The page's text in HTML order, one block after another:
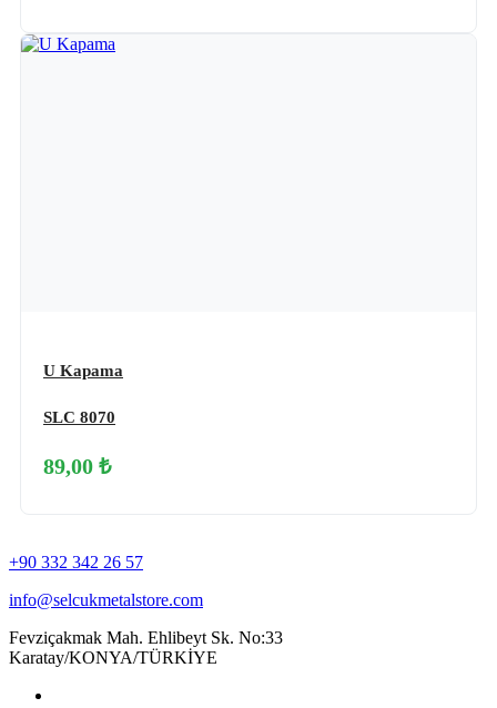
U Kapama
SLC 8070
89,00 ₺
+90 332 342 26 57
info@selcukmetalstore.com
Fevziçakmak Mah. Ehlibeyt Sk. No:33
Karatay/KONYA/TÜRKİYE